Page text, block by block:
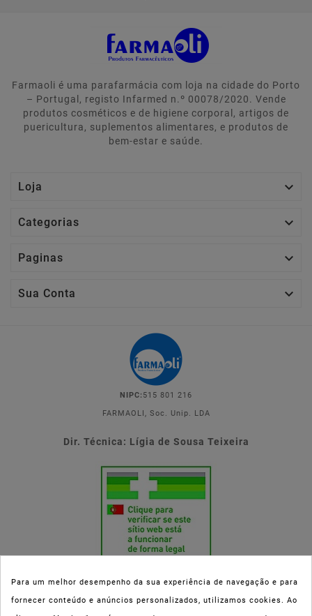
Farmaoli é uma parafarmácia com loja na cidade do Porto
– Portugal, registo Infarmed n.º 00078/2020. Vende
produtos cosméticos e de higiene corporal, artigos de
puericultura, suplementos alimentares, e produtos de
bem-estar e saúde.
Loja 
Categorias 
Paginas 
Sua Conta 
NIPC: 515 801 216
FARMAOLI, Soc. Unip. LDA
Dir. Técnica: Lígia de Sousa Teixeira
Para um melhor desempenho da sua experiência de navegação e para
fornecer conteúdo e anúncios personalizados, utilizamos cookies. Ao